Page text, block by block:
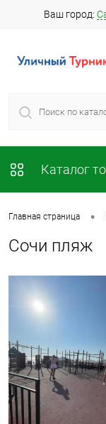
Ваш город:
Каталог
Главная страница •
Сочи пляж